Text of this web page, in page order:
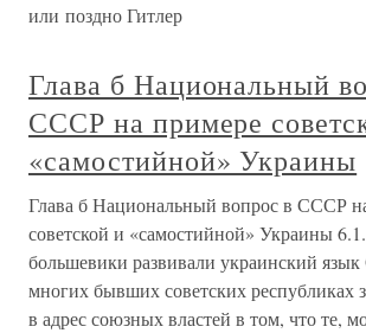
или поздно Гитлер
Глава б Национальный
СССР на примере
«самостийной» Украины
Глава б Национальный вопрос в СССР
советской и «самостийной» Украины
большевики развивали украинский язык
многих бывших советских республиках
в адрес союзных властей в том, что те,